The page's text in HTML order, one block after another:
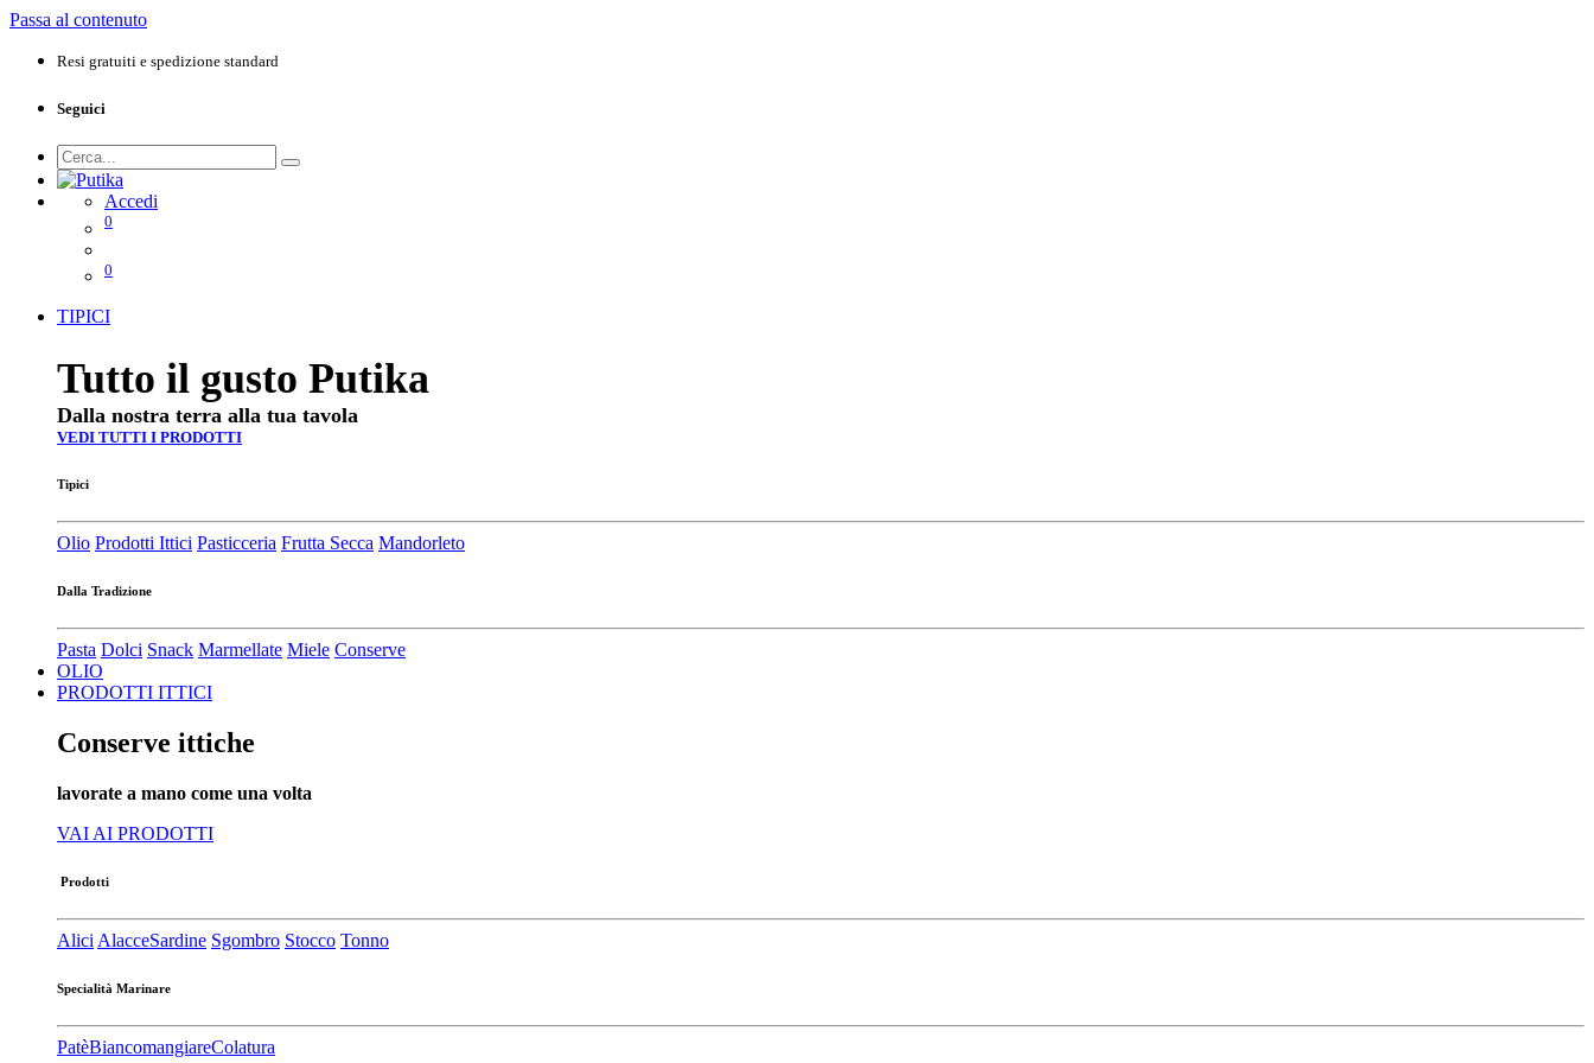
Passa al contenuto
Resi gratuiti e spedizione standard
Seguici
Accedi
0
0
TIPICI
Tutto il gusto Putika
Dalla nostra terra alla tua tavola
VEDI TUTTI I PRODOTTI
Tipici
Olio Prodotti Ittici Pasticceria Frutta Secca Mandorleto
Dalla Tradizione
Pasta Dolci Snack Marmellate Miele Conserve
OLIO
PRODOTTI ITTICI
Conserve ittiche
lavorate a mano come una volta
VAI AI PRODOTTI
Prodotti
Alici AlacceSardine Sgombro Stocco Tonno
Specialità Marinare
Patè​BiancomangiareColatura